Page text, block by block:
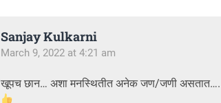
Sanjay Kulkarni
March 9, 2022 at 4:21 am
खूपच छान… अशा मनस्थितीत अनेक जण/जणी असतात….